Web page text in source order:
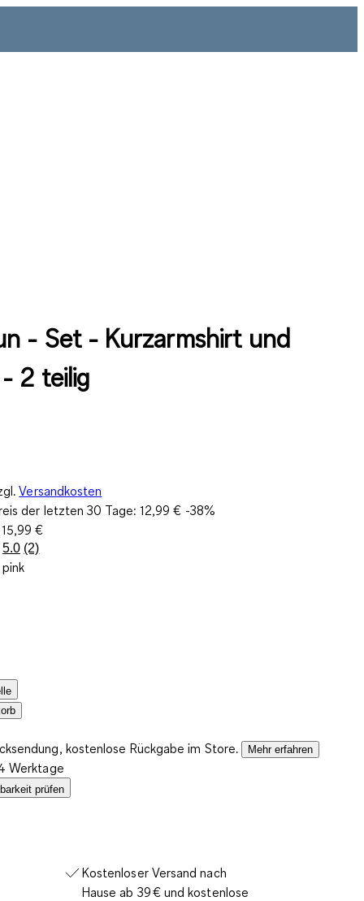
- Set - Kurzarmshirt und
2 teilig
Versandkosten
der letzten 30 Tage: 12,99 € -38%
15,99 €
5.0 2
Bewertungen
(2)
kostenlose Rückgabe im Store. Mehr erfahren
Werktage
prüfen
Kostenloser Versand nach
Hause ab 39 € und kostenlose